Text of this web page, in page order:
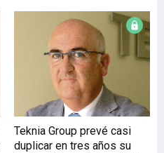
sistema berri hau beira
tratatzeko sistema
luzeago baten barruan
kokatzen da. Hau d
Teknia Group prevé casi
duplicar en tres años su